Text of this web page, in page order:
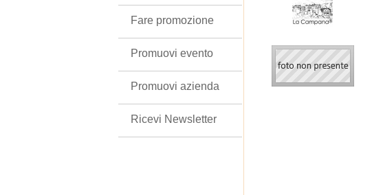
Fare promozione
Promuovi evento
Promuovi azienda
Ricevi Newsletter